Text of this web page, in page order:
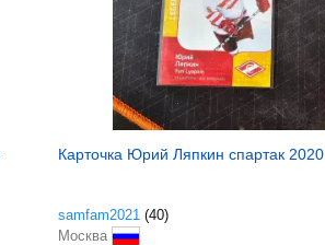
Карточка Юрий Ляпкин спартак 2020
samfam2021 (40)
Москва